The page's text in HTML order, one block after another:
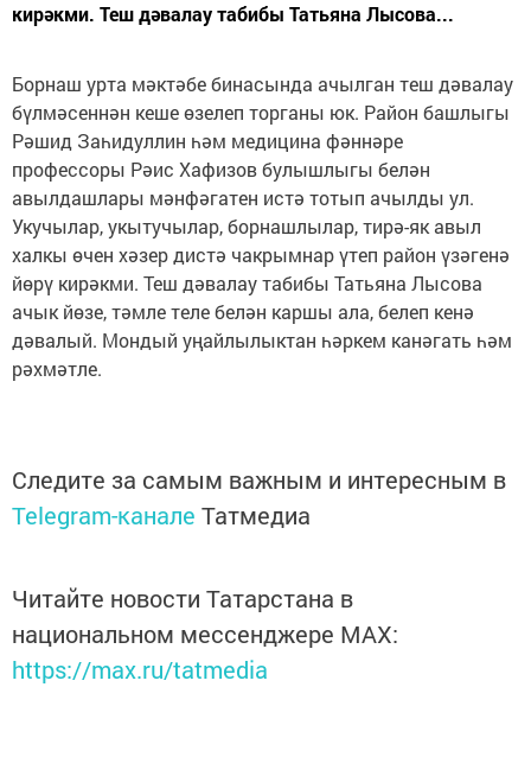
кирәкми. Теш дәвалау табибы Татьяна Лысова...
Борнаш урта мәктәбе бинасында ачылган теш дәвалау
бүлмәсеннән кеше өзелеп торганы юк. Район башлыгы
Рәшид Заһидуллин һәм медицина фәннәре
профессоры Рәис Хафизов булышлыгы белән
авылдашлары мәнфәгатен истә тотып ачылды ул.
Укучылар, укытучылар, борнашлылар, тирә-як авыл
халкы өчен хәзер дистә чакрымнар үтеп район үзәгенә
йөрү кирәкми. Теш дәвалау табибы Татьяна Лысова
ачык йөзе, тәмле теле белән каршы ала, белеп кенә
дәвалый. Мондый уңайлылыктан һәркем канәгать һәм
рәхмәтле.
Следите за самым важным и интересным в
Telegram-канале Татмедиа
Читайте новости Татарстана в
национальном мессенджере MАХ:
https://max.ru/tatmedia